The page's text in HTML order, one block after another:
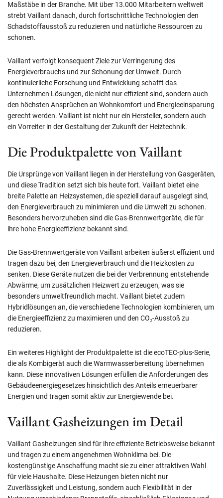
Maßstäbe in der Branche. Mit über 13.000 Mitarbeitern weltweit
strebt Vaillant danach, durch fortschrittliche Technologien den
Schadstoffausstoß zu reduzieren und natürliche Ressourcen zu
schonen.
Vaillant verfolgt konsequent Ziele zur Verringerung des
Energieverbrauchs und zur Schonung der Umwelt. Durch
kontinuierliche Forschung und Entwicklung schafft das
Unternehmen Lösungen, die nicht nur effizient sind, sondern auch
den höchsten Ansprüchen an Wohnkomfort und Energieeinsparung
gerecht werden. Vaillant ist nicht nur ein Hersteller, sondern auch
ein Vorreiter in der Gestaltung der Zukunft der Heiztechnik.
Die Produktpalette von Vaillant
Die Ursprünge von Vaillant liegen in der Herstellung von Gasgeräten,
und diese Tradition setzt sich bis heute fort. Vaillant bietet eine
breite Palette an Heizsystemen, die speziell darauf ausgelegt sind,
den Energieverbrauch zu minimieren und die Umwelt zu schonen.
Besonders hervorzuheben sind die Gas-Brennwertgeräte, die für
ihre hohe Energieeffizienz bekannt sind.
Die Gas-Brennwertgeräte von Vaillant arbeiten äußerst effizient und
tragen dazu bei, den Energieverbrauch und die Heizkosten zu
senken. Diese Geräte nutzen die bei der Verbrennung entstehende
Abwärme, um zusätzlichen Heizwert zu erzeugen, was sie
besonders umweltfreundlich macht. Vaillant bietet zudem
Hybridlösungen an, die verschiedene Technologien kombinieren, um
die Energieeffizienz zu maximieren und den CO₂-Ausstoß zu
reduzieren.
Ein weiteres Highlight der Produktpalette ist die ecoTEC-plus-Serie,
die als Kombigerät auch die Warmwasserbereitung übernehmen
kann. Diese innovativen Lösungen erfüllen die Anforderungen des
Gebäudeenergiegesetzes hinsichtlich des Anteils erneuerbarer
Energien und tragen somit aktiv zur Energiewende bei.
Vaillant Gasheizungen im Detail
Vaillant Gasheizungen sind für ihre effiziente Betriebsweise bekannt
und tragen zu einem angenehmen Wohnklima bei. Die
kostengünstige Anschaffung macht sie zu einer attraktiven Wahl
für viele Haushalte. Diese Heizungen bieten nicht nur
Zuverlässigkeit und Leistung, sondern auch Flexibilität in der